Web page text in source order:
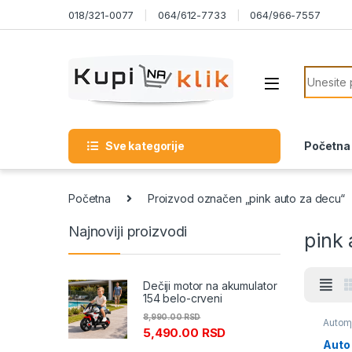
Skip to navigation018/321-0077 064/612-7733 064/966-7557
Search
Sve kategorije Početna
Početna Proizvod označen „pink auto za decu“
pink
Najnoviji proizvodi
Dečiji motor na akumulator
154 belo-crveni
5,490.00 RSD
8,990.00RSD